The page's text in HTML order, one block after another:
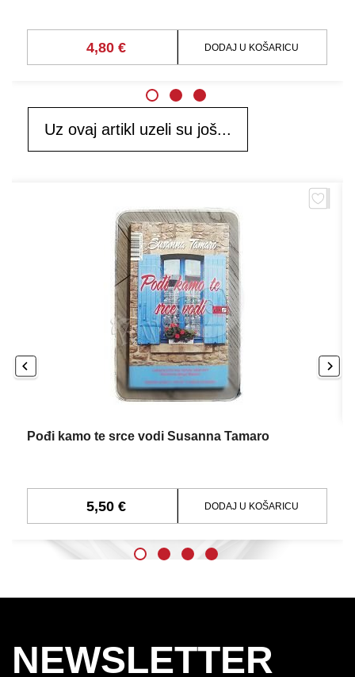
4,80 € DODAJ U KOŠARICU
Uz ovaj artikl uzeli su još...
Pođi kamo te srce vodi Susanna Tamaro
5,50 € DODAJ U KOŠARICU
NEWSLETTER